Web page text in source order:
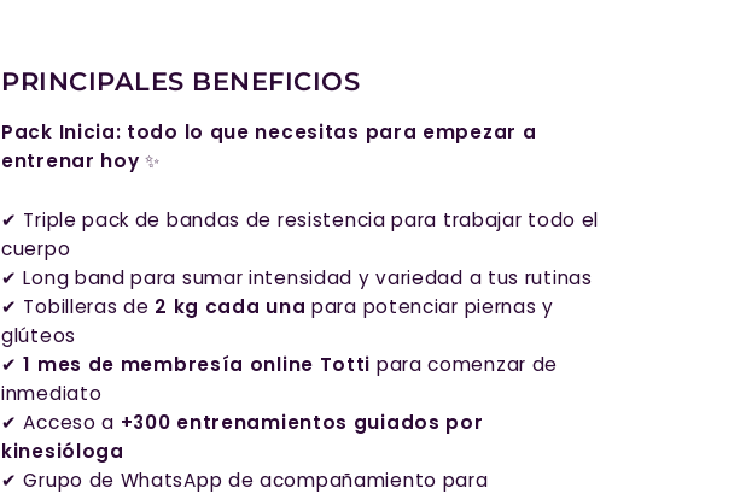
PRINCIPALES BENEFICIOS
Pack Inicia: todo lo que necesitas para empezar a
entrenar hoy ✨
✔ Triple pack de bandas de resistencia para trabajar todo el
cuerpo
✔ Long band para sumar intensidad y variedad a tus rutinas
✔ Tobilleras de 2 kg cada una para potenciar piernas y
glúteos
✔1 mes de membresía online Totti para comenzar de
inmediato
✔ Acceso a +300 entrenamientos guiados por
kinesióloga
✔ Grupo de WhatsApp de acompañamiento para